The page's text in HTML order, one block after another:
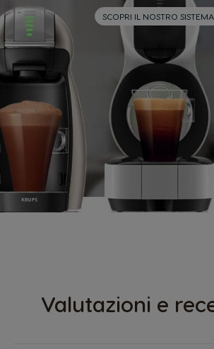
SCOPRI IL NOSTRO SISTEMA
Valutazioni e